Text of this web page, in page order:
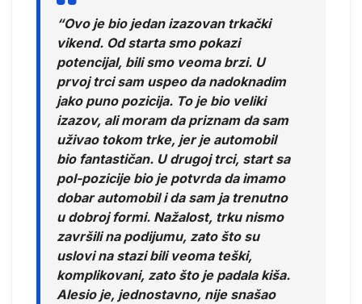
“Ovo je bio jedan izazovan trkački
vikend. Od starta smo pokazi
potencijal, bili smo veoma brzi. U
prvoj trci sam uspeo da nadoknadim
jako puno pozicija. To je bio veliki
izazov, ali moram da priznam da sam
uživao tokom trke, jer je automobil
bio fantastičan. U drugoj trci, start sa
pol-pozicije bio je potvrda da imamo
dobar automobil i da sam ja trenutno
u dobroj formi. Nažalost, trku nismo
završili na podijumu, zato što su
uslovi na stazi bili veoma teški,
komplikovani, zato što je padala kiša.
Alesio je, jednostavno, nije snašao